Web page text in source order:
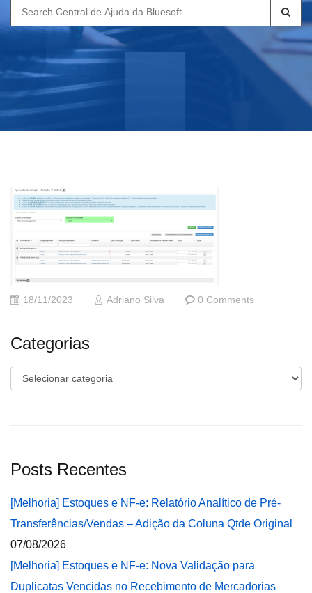
Search
for:
18/11/2023 Adriano Silva 0 Comments
Categorias
Categorias
Posts Recentes
[Melhoria] Estoques e NF-e: Relatório Analítico de Pré-
Transferências/Vendas – Adição da Coluna Qtde Original
07/08/2026
[Melhoria] Estoques e NF-e: Nova Validação para
Duplicatas Vencidas no Recebimento de Mercadorias